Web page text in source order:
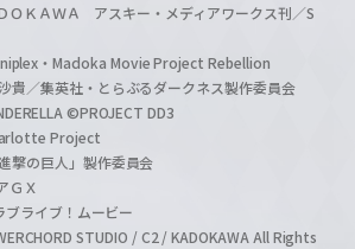
ＯＫＡＷＡ アスキー・メディアワークス刊／S
・Madoka Movie Project Rebellion
貴／集英社・とらぶるダークネス製作委員会
©PROJECT DD3
Project
撃の巨人」製作委員会
ＧＸ
ライブ！ムービー
STUDIO / C2 / KADOKAWA All Rights